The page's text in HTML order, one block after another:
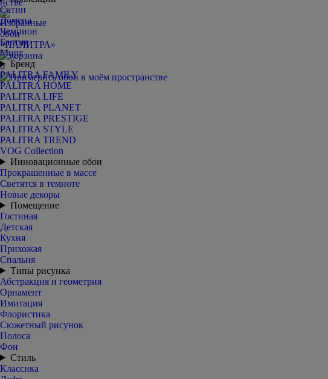
0
Сатин
Домена
Чемпион
Балтик
Мирт
Бренд
PALITRA FAMILY
PALITRA HOME
PALITRA LIFE
PALITRA PLANET
PALITRA PRESTIGE
PALITRA STYLE
PALITRA TREND
VOG Collection
Инновационные обои
Прокрашенные в массе
Светятся в темноте
Новые декоры
Помещение
Гостиная
Детская
Кухня
Прихожая
Спальня
Типы рисунка
Абстракция и геометрия
Орнамент
Имитация
Флористика
Сюжетный рисунок
Полоса
Фон
Стиль
Классика